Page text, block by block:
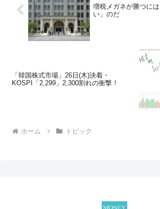
増税メガネが勝つに
い」のだ
「韓国株式市場」26日(木)決着・
KOSPI「2,299」2,300割れの衝撃！
ホーム トピック